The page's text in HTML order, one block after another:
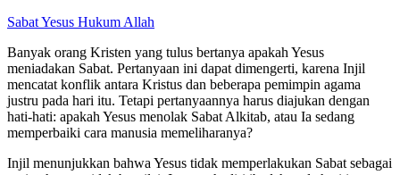
SabatYesus Hukum Allah
Banyak orang Kristen yang tulus bertanya apakah Yesus
meniadakan Sabat. Pertanyaan ini dapat dimengerti, karena Injil
mencatat konflik antara Kristus dan beberapa pemimpin agama
justru pada hari itu. Tetapi pertanyaannya harus diajukan dengan
hati-hati: apakah Yesus menolak Sabat Alkitab, atau Ia sedang
memperbaiki cara manusia memeliharanya?
Injil menunjukkan bahwa Yesus tidak memperlakukan Sabat sebagai